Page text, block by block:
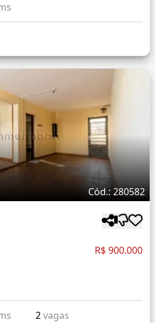
Cód.: 280582
R$ 900.000
2vagas